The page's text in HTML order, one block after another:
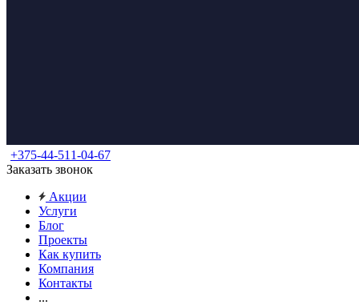
+375-44-511-04-67
Заказать звонок
Акции
Услуги
Блог
Проекты
Как купить
Компания
Контакты
...